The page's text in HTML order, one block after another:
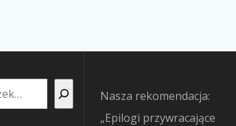
Nasza rekomendacja:
„Epilogi przywracające